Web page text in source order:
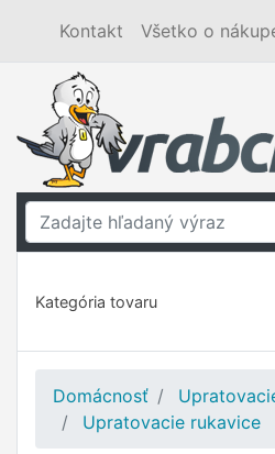
Kontakt Všetko o
Kategória tovaru
Domácnosť
Upratovacie rukavice